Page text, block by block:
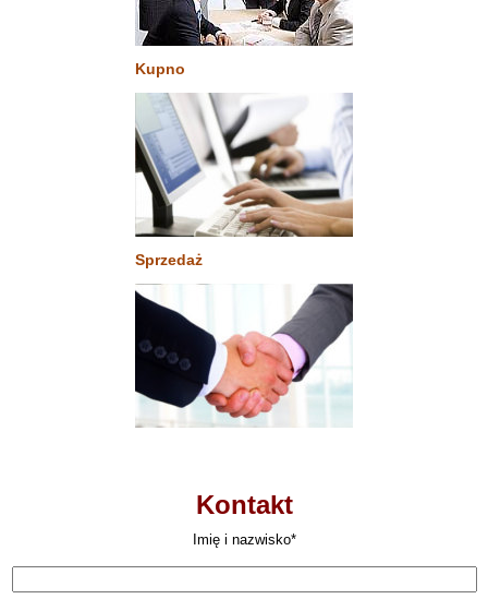
Kupno
Sprzedaż
Kontakt
Imię i nazwisko*